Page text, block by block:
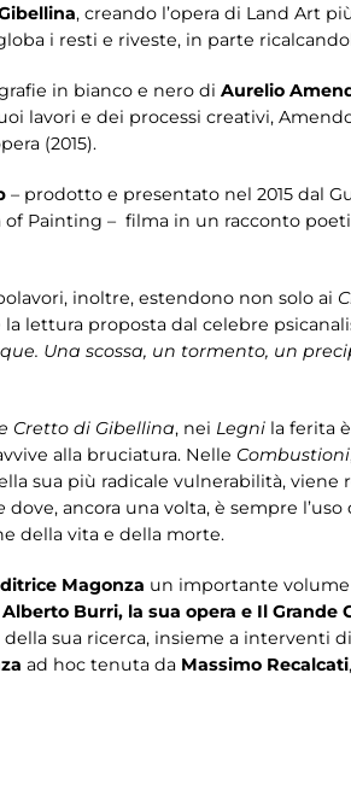
, creando l’opera di Land Art
i resti e riveste, in parte
in bianco e nero di Aurelio
lavori e dei processi creativi,
(2015).
– prodotto e presentato nel 2015 dal
Painting – filma in un racconto
inoltre, estendono non solo ai
lettura proposta dal celebre
Una scossa, un tormento, un
Cretto di Gibellina, nei Legni la ferita
alla bruciatura. Nelle Combustioni
sua più radicale vulnerabilità,
dove, ancora una volta, è sempre
della vita e della morte.
Magonza un importante
Alberto Burri, la sua opera e Il Grande
sua ricerca, insieme a interventi
ad hoc tenuta da Massimo Recalcati